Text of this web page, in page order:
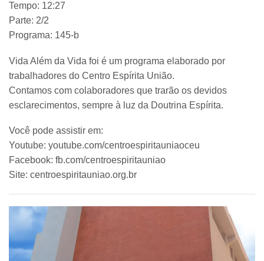
Tempo: 12:27
Parte: 2/2
Programa: 145-b
Vida Além da Vida foi é um programa elaborado por
trabalhadores do Centro Espírita União.
Contamos com colaboradores que trarão os devidos
esclarecimentos, sempre à luz da Doutrina Espírita.
Você pode assistir em:
Youtube: youtube.com/centroespiritauniaoceu
Facebook: fb.com/centroespiritauniao
Site: centroespiritauniao.org.br